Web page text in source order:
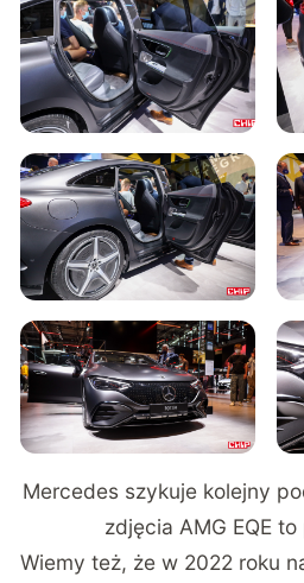
Mercedes szykuje kolejny
zdjęcia AMG EQE
Wiemy też, że w 2022 roku